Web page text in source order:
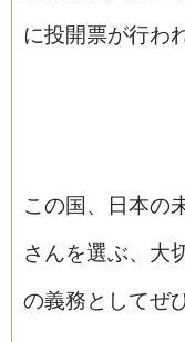
に投開票が行わ
この国、日本の
さんを選ぶ、大
の義務としてぜ